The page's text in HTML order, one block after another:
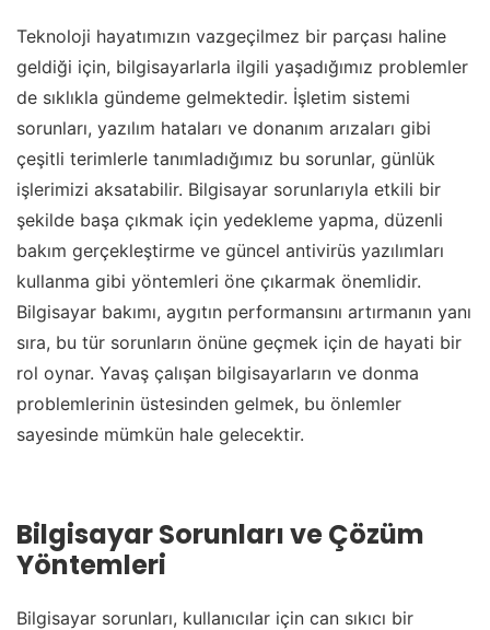
Teknoloji hayatımızın vazgeçilmez bir parçası haline
geldiği için, bilgisayarlarla ilgili yaşadığımız problemler
de sıklıkla gündeme gelmektedir. İşletim sistemi
sorunları, yazılım hataları ve donanım arızaları gibi
çeşitli terimlerle tanımladığımız bu sorunlar, günlük
işlerimizi aksatabilir. Bilgisayar sorunlarıyla etkili bir
şekilde başa çıkmak için yedekleme yapma, düzenli
bakım gerçekleştirme ve güncel antivirüs yazılımları
kullanma gibi yöntemleri öne çıkarmak önemlidir.
Bilgisayar bakımı, aygıtın performansını artırmanın yanı
sıra, bu tür sorunların önüne geçmek için de hayati bir
rol oynar. Yavaş çalışan bilgisayarların ve donma
problemlerinin üstesinden gelmek, bu önlemler
sayesinde mümkün hale gelecektir.
Bilgisayar Sorunları ve Çözüm
Yöntemleri
Bilgisayar sorunları, kullanıcılar için can sıkıcı bir